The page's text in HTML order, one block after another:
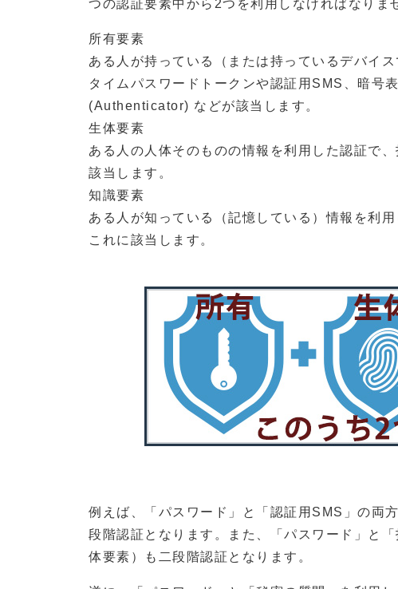
つの認証要素中から2つを利用しなければなりま
所有要素
ある人が持っている（または持っているデバイ
タイムパスワードトークンや認証用SMS、暗号
(Authenticator) などが該当します。
生体要素
ある人の人体そのものの情報を利用した認証で
該当します。
知識要素
ある人が知っている（記憶している）情報を利
これに該当します。
例えば、「パスワード」と「認証用SMS」の両
段階認証となります。また、「パスワード」と
体要素）も二段階認証となります。